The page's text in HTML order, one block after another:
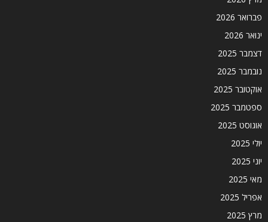
פברואר 2026
ינואר 2026
דצמבר 2025
נובמבר 2025
אוקטובר 2025
ספטמבר 2025
אוגוסט 2025
יולי 2025
יוני 2025
מאי 2025
אפריל 2025
מרץ 2025